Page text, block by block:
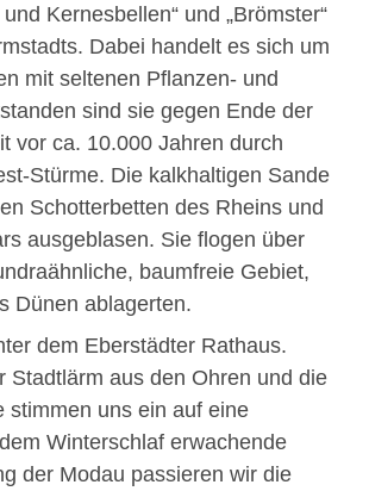
Kernesbellen“ und „Brömster“
Dabei handelt es sich um
mit seltenen Pflanzen- und
sind sie gegen Ende der
vor ca. 10.000 Jahren durch
Stürme. Die kalkhaltigen Sande
Schotterbetten des Rheins und
ausgeblasen. Sie flogen über
baumfreie Gebiet,
Dünen ablagerten.
dem Eberstädter Rathaus.
Stadtlärm aus den Ohren und die
stimmen uns ein auf eine
Winterschlaf erwachende
der Modau passieren wir die